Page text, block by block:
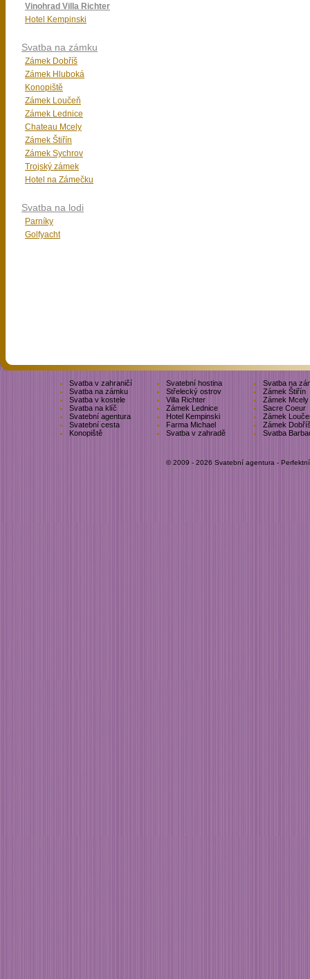
Vinohrad Villa Richter
Hotel Kempinski
Svatba na zámku
Zámek Dobříš
Zámek Hluboká
Konopiště
Zámek Loučeň
Zámek Lednice
Chateau Mcely
Zámek Štiřín
Zámek Sychrov
Trojský zámek
Hotel na Zámečku
Svatba na lodi
Parníky
Golfyacht
Svatba v zahraničí Svatební hostina
Svatba na
Svatba na zámku
Střelecký ostrov
Zámek Štiřín
Svatba v kostele
Villa Richter
Zámek Mcely
Svatba na klíč
Zámek Lednice
Sacre Coeur
Svatební agentura
Hotel Kempinski
Zámek
Svatební cesta
Farma Michael
Zámek
Konopiště
Svatba v zahradě Svatba
© 2009 - 2026 Svatební agentura -